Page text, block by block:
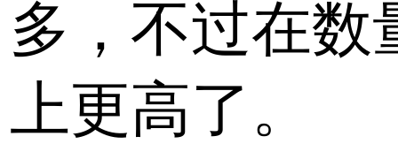
多，不过在数
上更高了。